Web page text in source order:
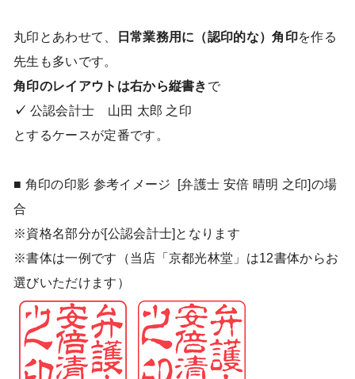
丸印とあわせて、 日常業務用に（認印的な）角印を作る
先生も多いです。
角印のレイアウトは右から縦書き で
✓ 公認会計士 山田 太郎 之印
とするケースが定番です。
■ 角印の印影 参考イメージ [弁護士 安倍 晴明 之印]の場
合
※資格名部分が[公認会計士]となります
※書体は一例です （当店「京都光林堂」は12書体からお
選びいただけます）